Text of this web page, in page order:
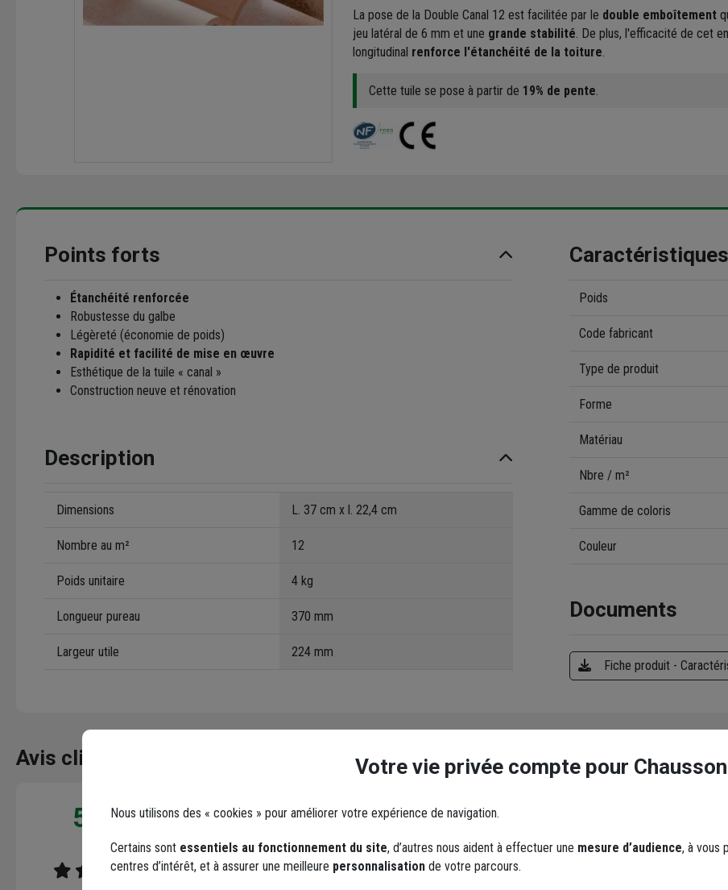
La pose de la Double Canal 12 est facilitée par le double emboîtement
jeu latéral de 6 mm et une grande stabilité. De plus, l'efficacité de cet
longitudinal renforce l'étanchéité de la toiture.
Cette tuile se pose à partir de 19% de pente.
Points forts
Étanchéité renforcée
Robustesse du galbe
Légèreté (économie de poids)
Rapidité et facilité de mise en œuvre
Esthétique de la tuile « canal »
Construction neuve et rénovation
Description
Dimensions L. 37 cm x l. 22,4 cm
Nombre au m² 12
Poids unitaire 4 kg
Longueur pureau 370 mm
Largeur utile 224 mm
Caractéristiques
Poids
Code fabricant
Type de produit
Forme
Matériau
Nbre / m²
Gamme de coloris
Couleur
Documents
Fiche produit -
Avis clients Seuls les clients ayant commandé ce produit peuvent laisser un commentaire
5,0 / 5
1 avis
Le 30/05/2025
Votre vie privée compte pour Chausson
Nous utilisons des « cookies » pour améliorer votre expérience de navigation.
Certains sont essentiels au fonctionnement du site, d’autres nous aident à effectuer une mesure d’audience, à vous
centres d’intérêt, et à assurer une meilleure personnalisation de votre parcours.